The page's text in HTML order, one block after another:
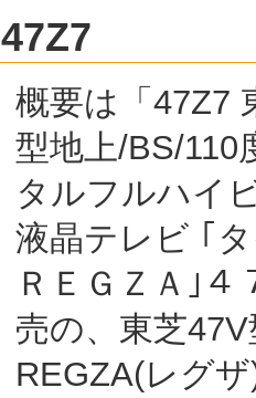
47Z7
概要は「47Z7
型地上/BS/110
タルフルハイ
液晶テレビ ｢
ＲＥＧＺＡ｣４
売の、東芝
REGZA(レグ